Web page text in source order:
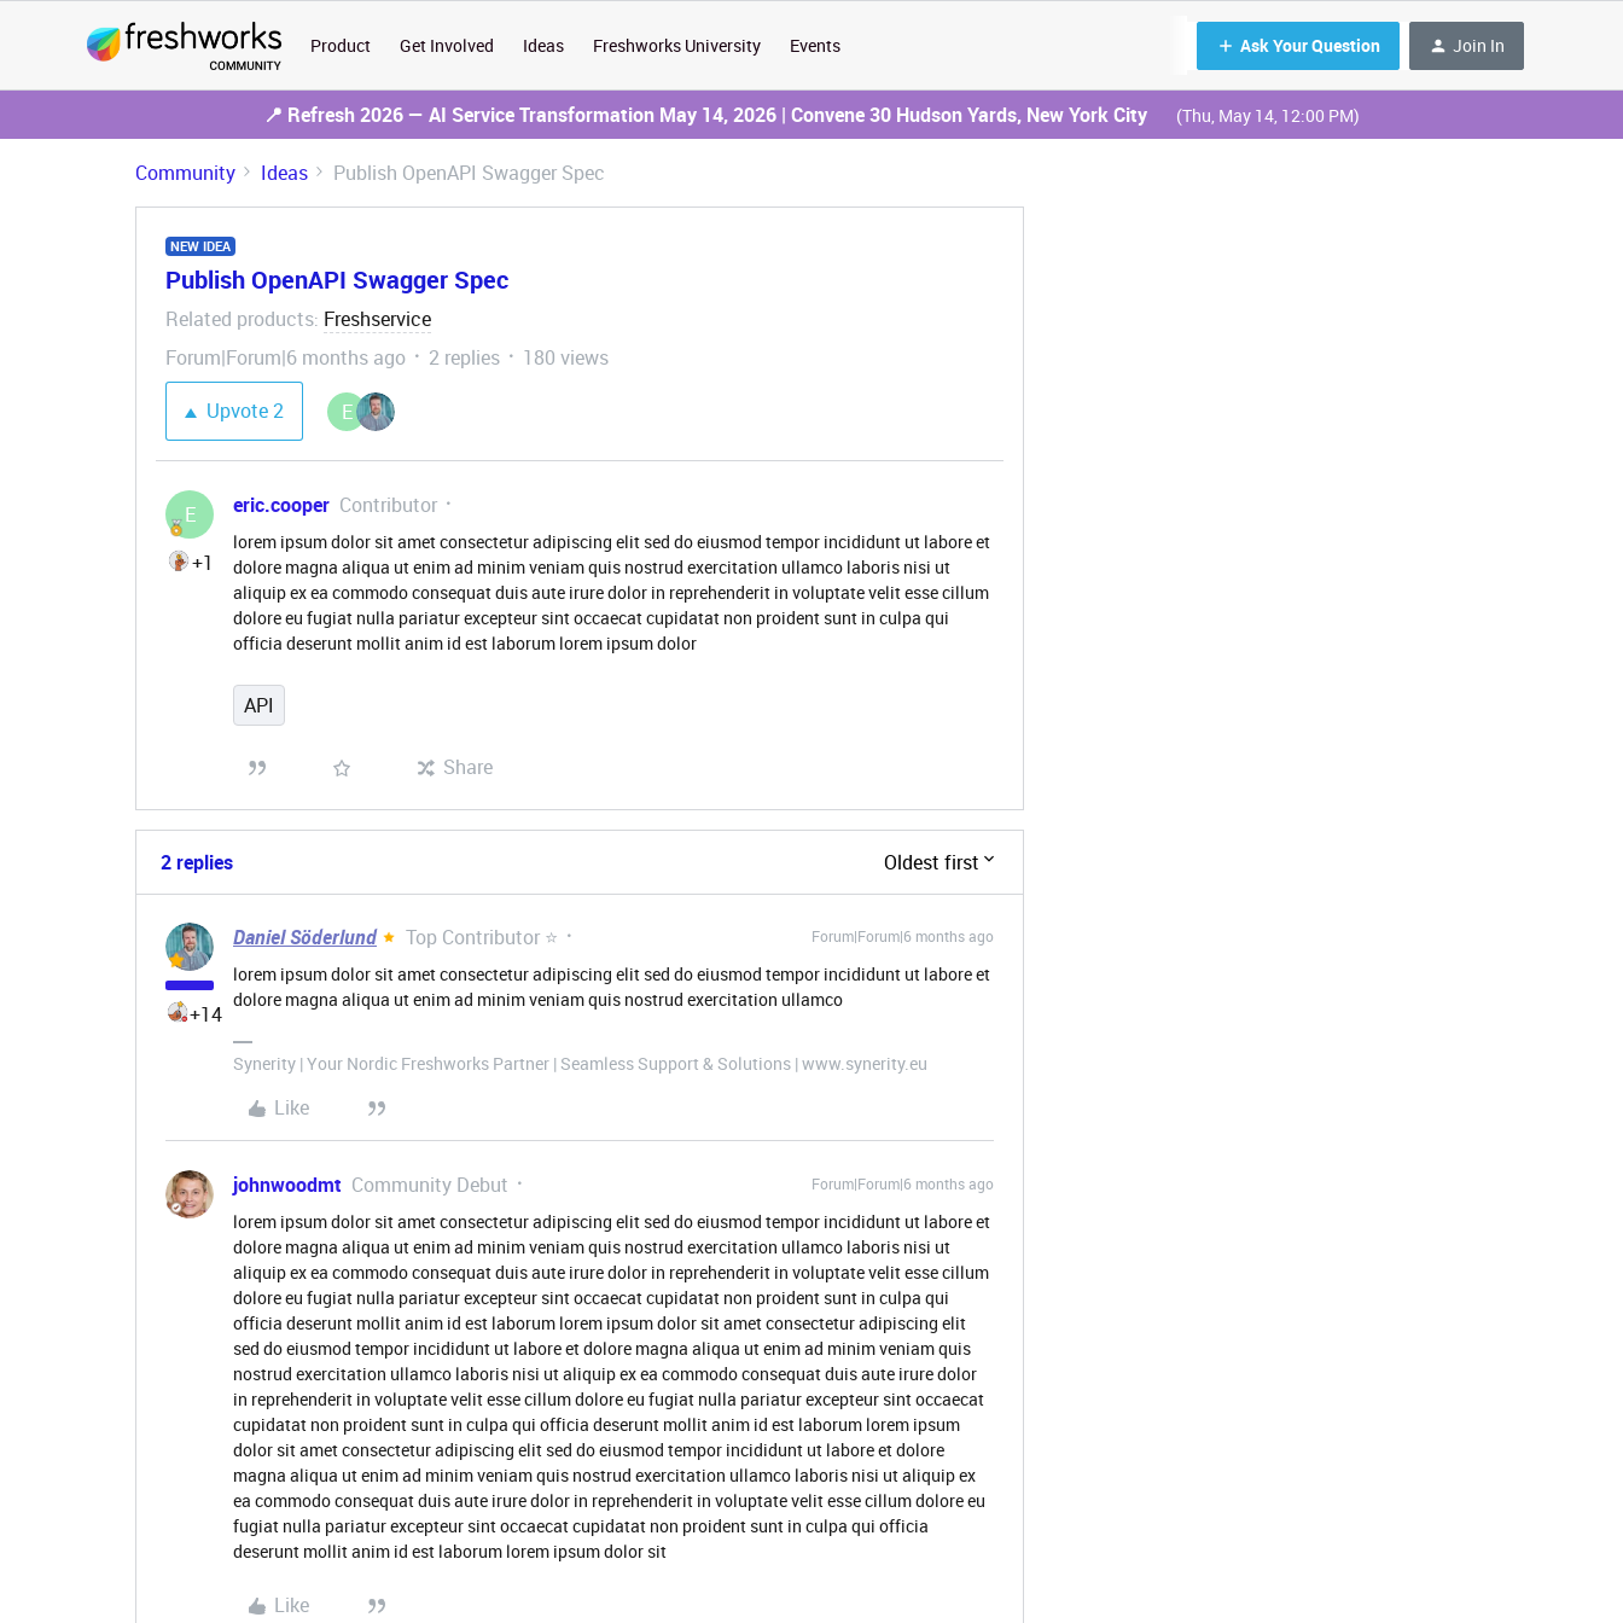
Product Get Involved Ideas Freshworks University Events Ask Your Question Join In
📍 Refresh 2026 — AI Service Transformation May 14, 2026 | Convene 30 Hudson Yards, New York City (Thu, May 14, 12:00 PM)
Community Ideas Publish OpenAPI Swagger Spec
NEW IDEA
Publish OpenAPI Swagger Spec
Related products: Freshservice
Forum|Forum|6 months ago
2 replies
180 views
Upvote2 E
E
+1
eric.cooper Contributor
lorem ipsum dolor sit amet consectetur adipiscing elit sed do eiusmod tempor incididunt ut labore et
dolore magna aliqua ut enim ad minim veniam quis nostrud exercitation ullamco laboris nisi ut
aliquip ex ea commodo consequat duis aute irure dolor in reprehenderit in voluptate velit esse cillum
dolore eu fugiat nulla pariatur excepteur sint occaecat cupidatat non proident sunt in culpa qui
officia deserunt mollit anim id est laborum lorem ipsum dolor
API
Share
2 replies Oldest first
+14
Daniel Söderlund Top Contributor ⭐ Forum|Forum|6 months ago
lorem ipsum dolor sit amet consectetur adipiscing elit sed do eiusmod tempor incididunt ut labore et
dolore magna aliqua ut enim ad minim veniam quis nostrud exercitation ullamco
Synerity | Your Nordic Freshworks Partner | Seamless Support & Solutions | www.synerity.eu
Like
johnwoodmt Community Debut Forum|Forum|6 months ago
lorem ipsum dolor sit amet consectetur adipiscing elit sed do eiusmod tempor incididunt ut labore et
dolore magna aliqua ut enim ad minim veniam quis nostrud exercitation ullamco laboris nisi ut
aliquip ex ea commodo consequat duis aute irure dolor in reprehenderit in voluptate velit esse cillum
dolore eu fugiat nulla pariatur excepteur sint occaecat cupidatat non proident sunt in culpa qui
officia deserunt mollit anim id est laborum lorem ipsum dolor sit amet consectetur adipiscing elit
sed do eiusmod tempor incididunt ut labore et dolore magna aliqua ut enim ad minim veniam quis
nostrud exercitation ullamco laboris nisi ut aliquip ex ea commodo consequat duis aute irure dolor
in reprehenderit in voluptate velit esse cillum dolore eu fugiat nulla pariatur excepteur sint occaecat
cupidatat non proident sunt in culpa qui officia deserunt mollit anim id est laborum lorem ipsum
dolor sit amet consectetur adipiscing elit sed do eiusmod tempor incididunt ut labore et dolore
magna aliqua ut enim ad minim veniam quis nostrud exercitation ullamco laboris nisi ut aliquip ex
ea commodo consequat duis aute irure dolor in reprehenderit in voluptate velit esse cillum dolore eu
fugiat nulla pariatur excepteur sint occaecat cupidatat non proident sunt in culpa qui officia
deserunt mollit anim id est laborum lorem ipsum dolor sit
Like